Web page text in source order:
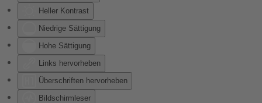
Heller Kontrast
Niedrige Sättigung
Hohe Sättigung
Links hervorheben
Überschriften hervorheben
Bildschirmleser